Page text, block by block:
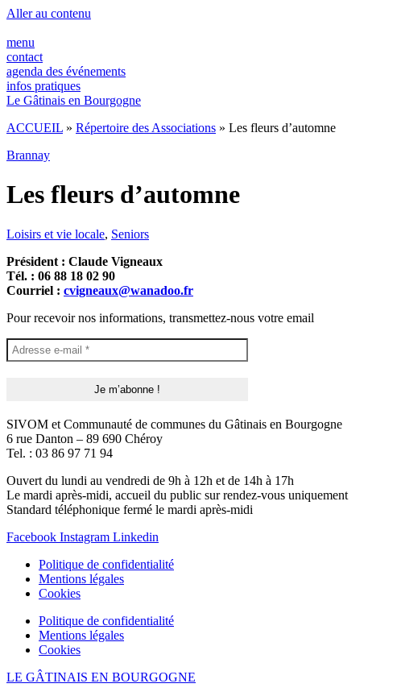
Panneau de gestion des cookies
Aller au contenu
menu
contact
agenda des événements
infos pratiques
Le Gâtinais en Bourgogne
ACCUEIL » Répertoire des Associations » Les fleurs d’automne
Brannay
Les fleurs d’automne
Loisirs et vie locale, Seniors
Président : Claude Vigneaux
Tél. : 06 88 18 02 90
Courriel : cvigneaux@wanadoo.fr
Pour recevoir nos informations, transmettez-nous votre email
SIVOM et Communauté de communes du Gâtinais en Bourgogne
6 rue Danton – 89 690 Chéroy
Tel. : 03 86 97 71 94
Ouvert du lundi au vendredi de 9h à 12h et de 14h à 17h
Le mardi après-midi, accueil du public sur rendez-vous uniquement
Standard téléphonique fermé le mardi après-midi
Facebook Instagram Linkedin
Politique de confidentialité
Mentions légales
Cookies
Politique de confidentialité
Mentions légales
Cookies
LE GÂTINAIS EN BOURGOGNE